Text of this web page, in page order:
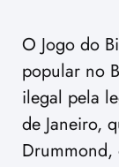
O Jogo do
popular no
ilegal pela
de Janeiro,